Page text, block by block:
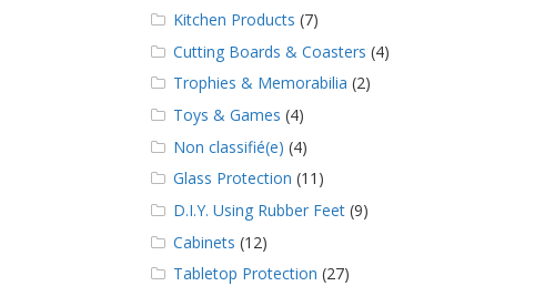
Kitchen Products (7)
Cutting Boards & Coasters (4)
Trophies & Memorabilia (2)
Toys & Games (4)
Non classifié(e) (4)
Glass Protection (11)
D.I.Y. Using Rubber Feet(9)
Cabinets (12)
Tabletop Protection (27)